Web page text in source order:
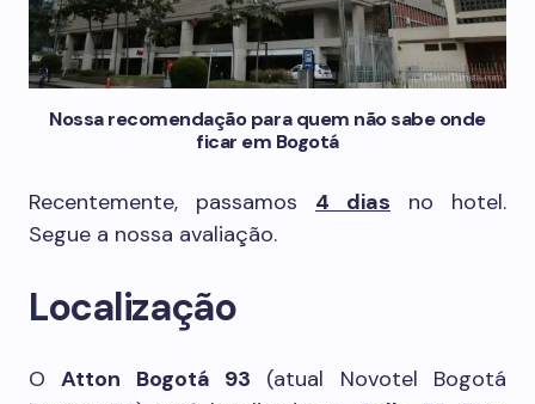
Nossa recomendação para quem não sabe onde
ficar em Bogotá
Recentemente, passamos 4 dias no hotel.
Segue a nossa avaliação.
Localização
OAtton Bogotá 93 (atual Novotel Bogotá